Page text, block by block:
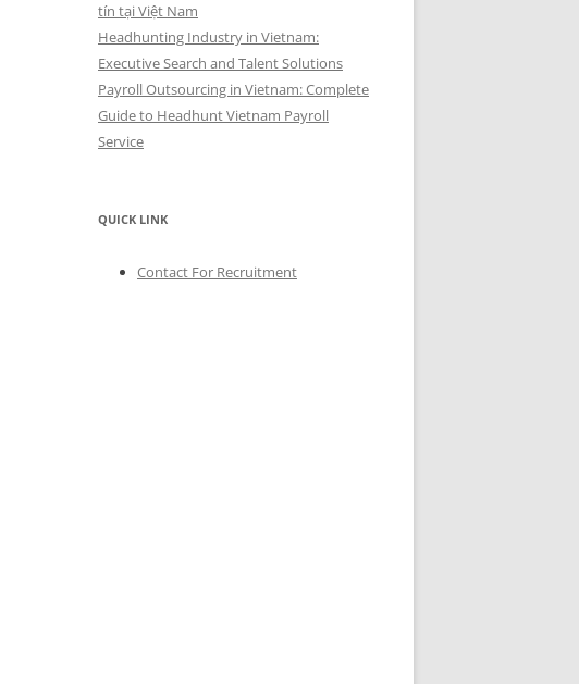
tín tại Việt Nam
Headhunting Industry in Vietnam:
Executive Search and Talent Solutions
Payroll Outsourcing in Vietnam: Complete
Guide to Headhunt Vietnam Payroll
Service
QUICK LINK
Contact For Recruitment